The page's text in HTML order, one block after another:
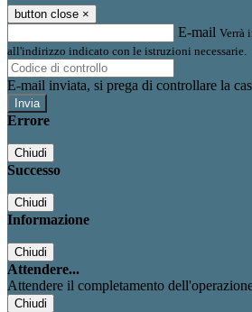
button close ×
E-mail Verrà
all'indirizzo indicato con le istruzioni necessarie.
E-mail inviata, si prega di controllare la
Errore
Chiudi
Successo
Chiudi
Informazione
Chiudi
Attendere...
Attendere il completamento
Chiudi